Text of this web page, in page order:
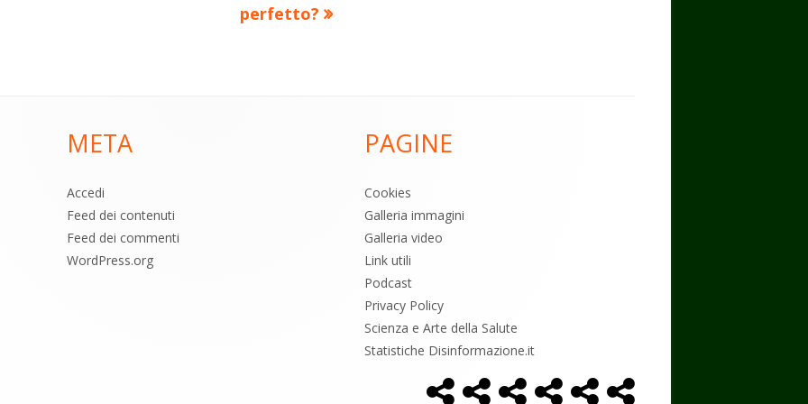
perfetto?
META
Accedi
Feed dei contenuti
Feed dei commenti
WordPress.org
PAGINE
Cookies
Galleria immagini
Galleria video
Link utili
Podcast
Privacy Policy
Scienza e Arte della Salute
Statistiche Disinformazione.it
Menù
Home
Page
Alimentazione
AmbienteBambiniBiodecodifica
Cancro